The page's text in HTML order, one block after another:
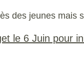
des jeunes mais
le 6 Juin pour